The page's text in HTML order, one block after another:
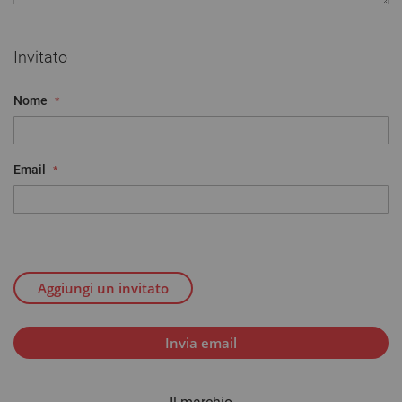
Invitato
Nome
Email
Aggiungi un invitato
Invia email